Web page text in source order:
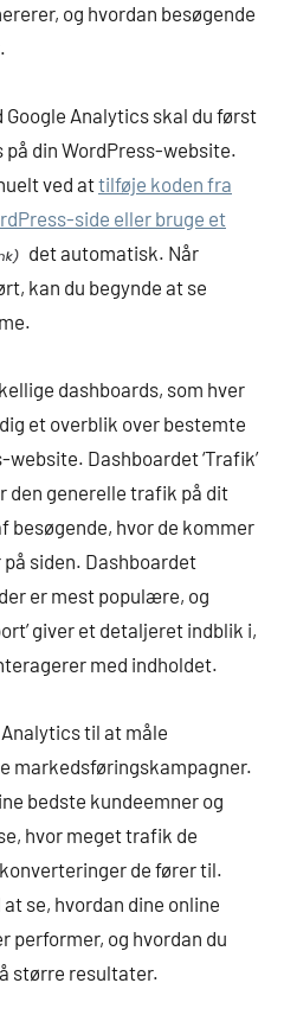
og hvordan besøgende
Analytics skal du først
din WordPress-website.
ved attilføje koden fra
side eller bruge et
det automatisk. Når
kan du begynde at se
dashboards, som hver
et overblik over bestemte
Dashboardet ‘Trafik’
den generelle trafik på dit
besøgende, hvor de kommer
siden. Dashboardet
der er mest populære, og
giver et detaljeret indblik i,
med indholdet.
til at måle
markedsføringskampagner.
bedste kundeemner og
hvor meget trafik de
de fører til.
se, hvordan dine online
performer, og hvordan du
større resultater.